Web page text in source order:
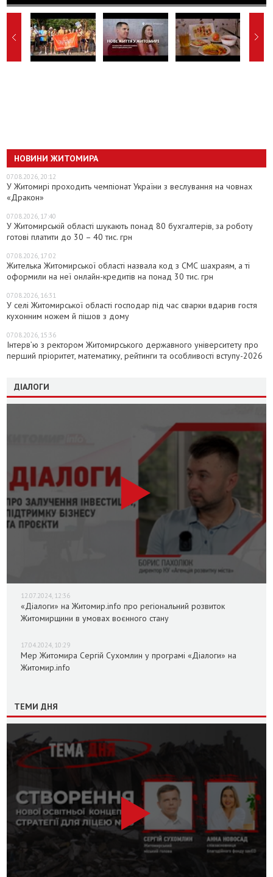
НОВИНИ ЖИТОМИРА
07.08.2026, 20:12
У Житомирі проходить чемпіонат України з веслування на човнах
«Дракон»
07.08.2026, 17:40
У Житомирській області шукають понад 80 бухгалтерів, за роботу
готові платити до 30 – 40 тис. грн
07.08.2026, 17:02
Жителька Житомирської області назвала код з СМС шахраям, а ті
оформили на неї онлайн-кредитів на понад 30 тис. грн
07.08.2026, 16:31
У селі Житомирської області господар під час сварки вдарив гостя
кухонним ножем й пішов з дому
07.08.2026, 15:36
Інтерв’ю з ректором Житомирського державного університету про
перший пріоритет, математику, рейтинги та особливості вступу-2026
ДІАЛОГИ
12.07.2024, 12:36
«Діалоги» на Житомир.info про регіональний розвиток
Житомирщини в умовах воєнного стану
17.04.2024, 10:29
Мер Житомира Сергій Сухомлин у програмі «Діалоги» на
Житомир.info
ТЕМИ ДНЯ